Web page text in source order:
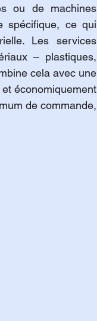
ou de machines
spécifique, ce qui
Les services
– plastiques,
économiquement
de commande,